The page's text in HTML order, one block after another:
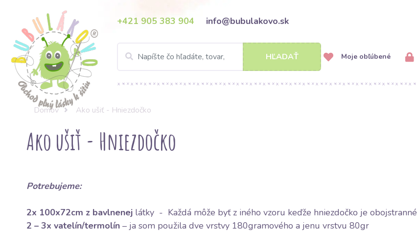
+421 905 383 904 info@bubulakovo.sk
HĽADAŤ Moje obľúbené
Domov Ako ušiť - Hniezdočko
Ako ušiť - Hniezdočko
Potrebujeme:
2x 100x72cm z bavlnenej látky - Každá môže byť z iného vzoru keďže hniezdočko je obojstranné
2 – 3x vatelín/termolín – ja som použila dve vrstvy 180gramového a jenu vrstvu 80gr